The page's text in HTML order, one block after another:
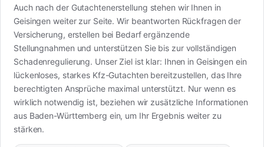
Auch nach der Gutachtenerstellung stehen wir Ihnen in
Geisingen weiter zur Seite. Wir beantworten Rückfragen der
Versicherung, erstellen bei Bedarf ergänzende
Stellungnahmen und unterstützen Sie bis zur vollständigen
Schadenregulierung. Unser Ziel ist klar: Ihnen in Geisingen ein
lückenloses, starkes Kfz-Gutachten bereitzustellen, das Ihre
berechtigten Ansprüche maximal unterstützt. Nur wenn es
wirklich notwendig ist, beziehen wir zusätzliche Informationen
aus Baden-Württemberg ein, um Ihr Ergebnis weiter zu
stärken.